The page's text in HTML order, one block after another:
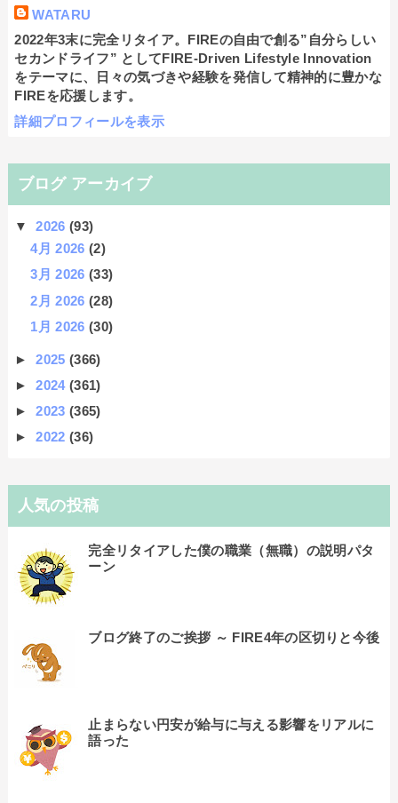
WATARU
2022年3末に完全リタイア。FIREの自由で創る”自分らしい
セカンドライフ” としてFIRE-Driven Lifestyle Innovation
をテーマに、日々の気づきや経験を発信して精神的に豊かな
FIREを応援します。
詳細プロフィールを表示
ブログ アーカイブ
▼2026(93)
4月 2026(2)
3月 2026(33)
2月 2026(28)
1月 2026(30)
►2025(366)
►2024(361)
►2023(365)
►2022(36)
人気の投稿
完全リタイアした僕の職業（無職）の説明パタ
ーン
ブログ終了のご挨拶 ～ FIRE4年の区切りと今後
止まらない円安が給与に与える影響をリアルに
語った